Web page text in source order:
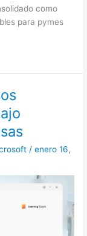
como
para pymes
/enero 16,